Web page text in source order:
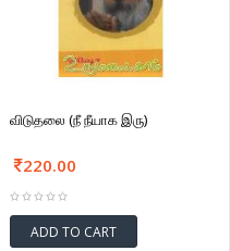
விடுதலை (நீ நீயாக இரு)
220.00
ADD TO CART